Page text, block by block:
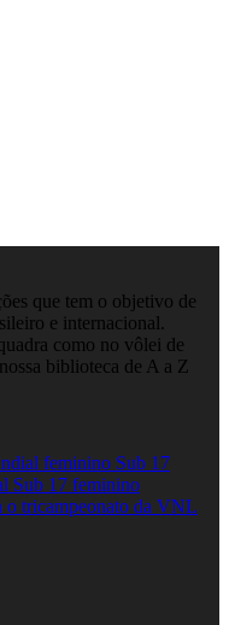
que tem o objetivo de
e internacional.
como no vôlei de
biblioteca de A a Z
feminino Sub 17
Sub 17 feminino
o tricampeonato da VNL